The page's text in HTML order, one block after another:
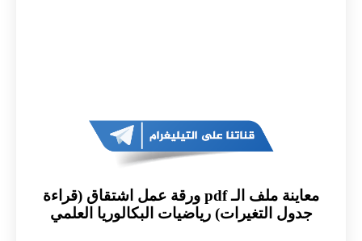
معاينة ملف الـ pdf ورقة عمل اشتقاق (قراءة
جدول التغيرات) رياضيات البكالوريا العلمي